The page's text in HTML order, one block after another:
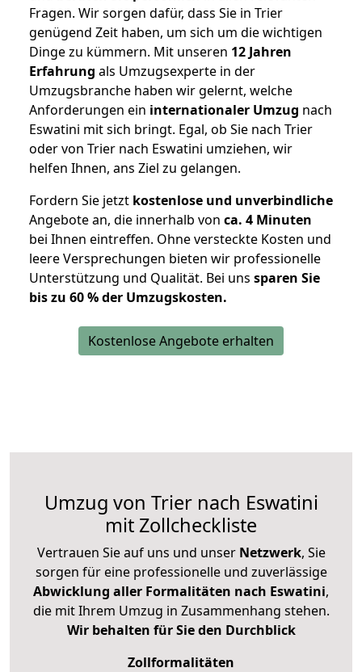
Fragen. Wir sorgen dafür, dass Sie in Trier
genügend Zeit haben, um sich um die wichtigen
Dinge zu kümmern. Mit unseren 12 Jahren
Erfahrung als Umzugsexperte in der
Umzugsbranche haben wir gelernt, welche
Anforderungen ein internationaler Umzug nach
Eswatini mit sich bringt. Egal, ob Sie nach Trier
oder von Trier nach Eswatini umziehen, wir
helfen Ihnen, ans Ziel zu gelangen.
Fordern Sie jetzt kostenlose und unverbindliche
Angebote an, die innerhalb von ca. 4 Minuten
bei Ihnen eintreffen. Ohne versteckte Kosten und
leere Versprechungen bieten wir professionelle
Unterstützung und Qualität. Bei uns sparen Sie
bis zu 60 % der Umzugskosten.
Kostenlose Angebote erhalten
Umzug von Trier nach Eswatini
mit Zollcheckliste
Vertrauen Sie auf uns und unser Netzwerk, Sie
sorgen für eine professionelle und zuverlässige
Abwicklung aller Formalitäten nach Eswatini,
die mit Ihrem Umzug in Zusammenhang stehen.
Wir behalten für Sie den Durchblick
Zollformalitäten